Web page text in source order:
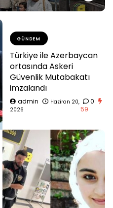
GÜNDEM
Türkiye ile Azerbaycan
ortasında Askeri
Güvenlik Mutabakatı
imzalandı
admin
Haziran 20,
2026
0
59